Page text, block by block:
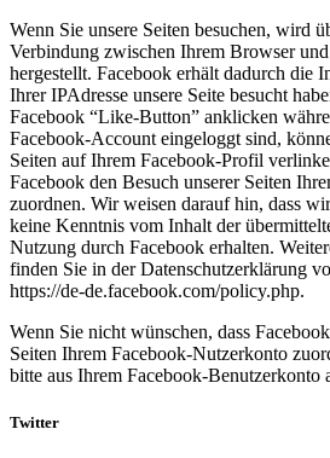
Wenn Sie unsere Seiten besuchen, wird
Verbindung zwischen Ihrem Browser
hergestellt. Facebook erhält dadurch die
Ihrer IPAdresse unsere Seite besucht
Facebook “Like-Button” anklicken
Facebook-Account eingeloggt sind,
Seiten auf Ihrem Facebook-Profil
Facebook den Besuch unserer Seiten
zuordnen. Wir weisen darauf hin, dass
keine Kenntnis vom Inhalt der
Nutzung durch Facebook erhalten.
finden Sie in der Datenschutzerklärung
https://de-de.facebook.com/policy.php.
Wenn Sie nicht wünschen, dass
Seiten Ihrem Facebook-Nutzerkonto
bitte aus Ihrem Facebook-Benutzerkonto
Twitter